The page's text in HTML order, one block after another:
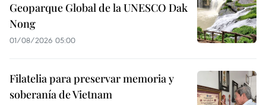
Geoparque Global de la UNESCO Dak
Nong
01/08/2026 05:00
Filatelia para preservar memoria y
soberanía de Vietnam